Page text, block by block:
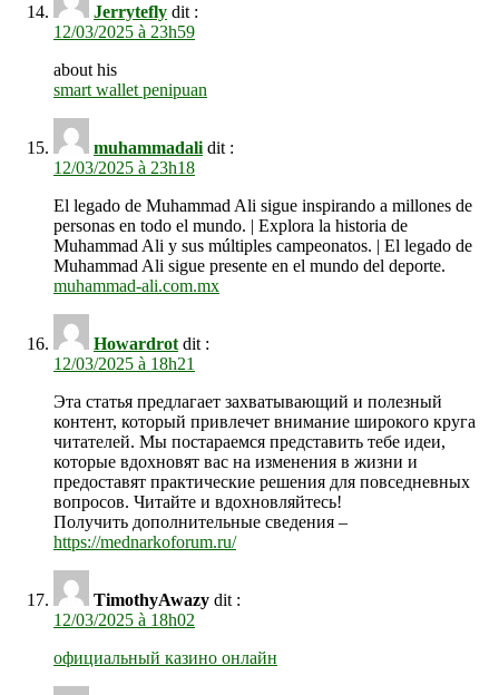
Jerrytefly dit :
12/03/2025 à 23h59
about his
smart wallet penipuan
muhammadali dit :
12/03/2025 à 23h18
El legado de Muhammad Ali sigue inspirando a millones de
personas en todo el mundo. | Explora la historia de
Muhammad Ali y sus múltiples campeonatos. | El legado de
Muhammad Ali sigue presente en el mundo del deporte.
muhammad-ali.com.mx
Howardrot dit :
12/03/2025 à 18h21
Эта статья предлагает захватывающий и полезный
контент, который привлечет внимание широкого круга
читателей. Мы постараемся представить тебе идеи,
которые вдохновят вас на изменения в жизни и
предоставят практические решения для повседневных
вопросов. Читайте и вдохновляйтесь!
Получить дополнительные сведения –
https://mednarkoforum.ru/
TimothyAwazy dit :
12/03/2025 à 18h02
официальный казино онлайн